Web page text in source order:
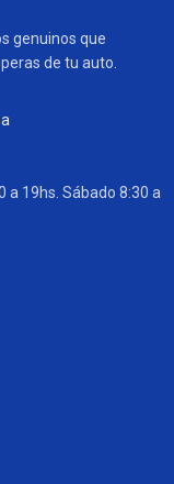
genuinos que
de tu auto.
a 19hs. Sábado 8:30 a